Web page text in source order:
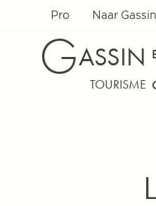
Pro Naar
GASSIN
TOURISME